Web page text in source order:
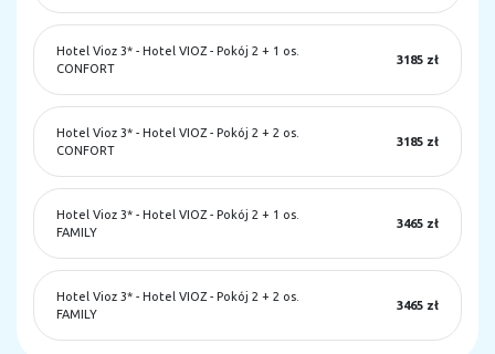
Hotel Vioz 3* - Hotel VIOZ - Pokój 2 + 1 os.
CONFORT
3185 zł
Hotel Vioz 3* - Hotel VIOZ - Pokój 2 + 2 os.
CONFORT
3185 zł
Hotel Vioz 3* - Hotel VIOZ - Pokój 2 + 1 os.
FAMILY
3465 zł
Hotel Vioz 3* - Hotel VIOZ - Pokój 2 + 2 os.
FAMILY
3465 zł